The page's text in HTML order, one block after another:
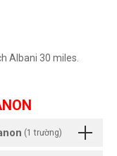
Albani 30 miles.
(1 trường)